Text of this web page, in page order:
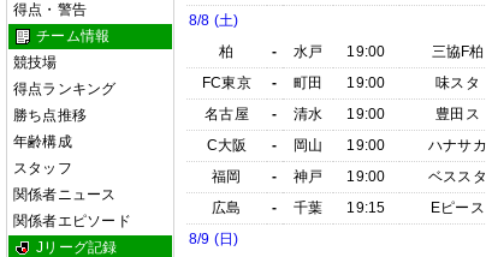
得点・警告
チーム情報
競技場
得点ランキング
勝ち点推移
年齢構成
スタッフ
関係者ニュース
関係者エピソード
Jリーグ記録
8/8 (土)
柏
- 水戸 19:00
三協F柏
FC東京
- 町田 19:00
味スタ
名古屋
- 清水 19:00
豊田ス
C大阪
- 岡山 19:00
ハナサカ
福岡
- 神戸 19:00
ベススタ
広島
- 千葉 19:15
Eピース
8/9 (日)